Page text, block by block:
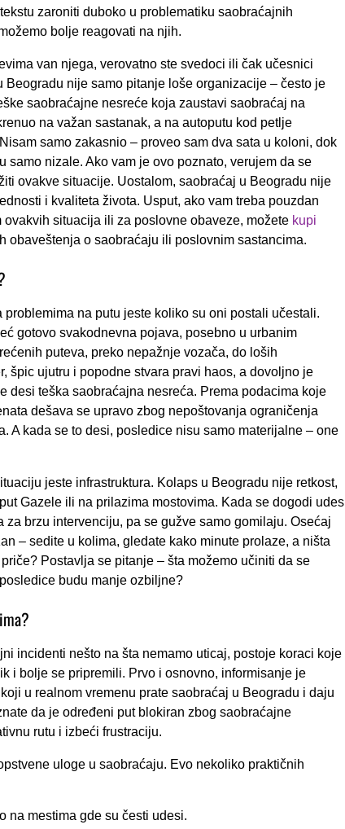
zaroniti duboko u problematiku saobraćajnih
bolje reagovati na njih.
van njega, verovatno ste svedoci ili čak učesnici
nije samo pitanje loše organizacije – često je
saobraćajne nesreće koja zaustavi saobraćaj na
na važan sastanak, a na autoputu kod petlje
samo zakasnio – proveo sam dva sata u koloni, dok
samo nizale. Ako vam je ovo poznato, verujem da se
ovakve situacije. Uostalom, saobraćaj u Beogradu nije
i kvaliteta života. Usput, ako vam treba pouzdan
situacija ili za poslovne obaveze, možete kupi
obaveštenja o saobraćaju ili poslovnim sastancima.
na putu jeste koliko su oni postali učestali.
gotovo svakodnevna pojava, posebno u urbanim
puteva, preko nepažnje vozača, do loših
špic ujutru i popodne stvara pravi haos, a dovoljno je
desi teška saobraćajna nesreća. Prema podacima koje
dešava se upravo zbog nepoštovanja ograničenja
A kada se to desi, posledice nisu samo materijalne – one
jeste infrastruktura. Kolaps u Beogradu nije retkost,
Gazele ili na prilazima mostovima. Kada se dogodi udes
za brzu intervenciju, pa se gužve samo gomilaju. Osećaj
– sedite u kolima, gledate kako minute prolaze, a ništa
Postavlja se pitanje – šta možemo učiniti da se
budu manje ozbiljne?
incidenti nešto na šta nemamo uticaj, postoje koraci koje
i bolje se pripremili. Prvo i osnovno, informisanje je
u realnom vremenu prate saobraćaj u Beogradu i daju
da je određeni put blokiran zbog saobraćajne
rutu i izbeći frustraciju.
uloge u saobraćaju. Evo nekoliko praktičnih
na mestima gde su česti udesi.